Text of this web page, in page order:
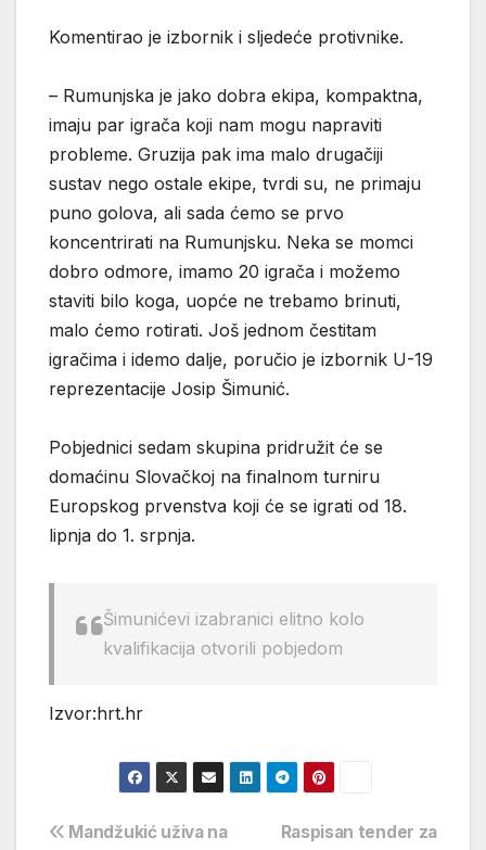
Komentirao je izbornik i sljedeće protivnike.
– Rumunjska je jako dobra ekipa, kompaktna,
imaju par igrača koji nam mogu napraviti
probleme. Gruzija pak ima malo drugačiji
sustav nego ostale ekipe, tvrdi su, ne primaju
puno golova, ali sada ćemo se prvo
koncentrirati na Rumunjsku. Neka se momci
dobro odmore, imamo 20 igrača i možemo
staviti bilo koga, uopće ne trebamo brinuti,
malo ćemo rotirati. Još jednom čestitam
igračima i idemo dalje, poručio je izbornik U-19
reprezentacije Josip Šimunić.
Pobjednici sedam skupina pridružit će se
domaćinu Slovačkoj na finalnom turniru
Europskog prvenstva koji će se igrati od 18.
lipnja do 1. srpnja.
Šimunićevi izabranici elitno kolo
kvalifikacija otvorili pobjedom
Izvor:hrt.hr
Navigacija
Raspisan tender za
Mandžukić uživa na